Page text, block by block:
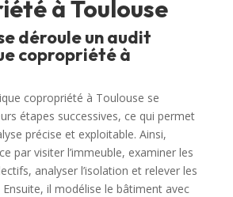
à Toulouse
déroule un audit
copropriété à
copropriété à Toulouse se
étapes successives, ce qui permet
précise et exploitable. Ainsi,
par visiter l’immeuble, examiner les
analyser l’isolation et relever les
il modélise le bâtiment avec